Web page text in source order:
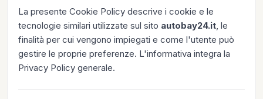
La presente Cookie Policy descrive i cookie e le
tecnologie similari utilizzate sul sito autobay24.it, le
finalità per cui vengono impiegati e come l'utente può
gestire le proprie preferenze. L'informativa integra la
Privacy Policy generale.